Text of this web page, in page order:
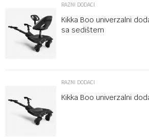
RAZNI DODACI
Kikka Boo univerzalni
sa sedištem
RAZNI DODACI
Kikka Boo univerzalni